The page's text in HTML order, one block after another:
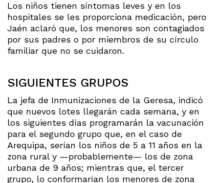
Los niños tienen síntomas leves y en los
hospitales se les proporciona medicación, pero
Jaén aclaró que, los menores son contagiados
por sus padres o por miembros de su círculo
familiar que no se cuidaron.
SIGUIENTES GRUPOS
La jefa de Inmunizaciones de la Geresa, indicó
que nuevos lotes llegarán cada semana, y en
los siguientes días programarán la vacunación
para el segundo grupo que, en el caso de
Arequipa, serían los niños de 5 a 11 años en la
zona rural y —probablemente— los de zona
urbana de 9 años; mientras que, el tercer
grupo, lo conformarían los menores de zona